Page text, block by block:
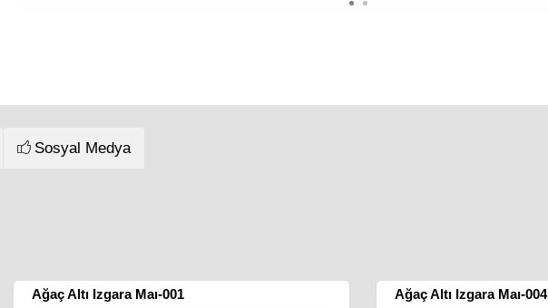
Sosyal Medya
Ağaç Altı Izgara Maı-001 Ağaç Altı Izgara Maı-004